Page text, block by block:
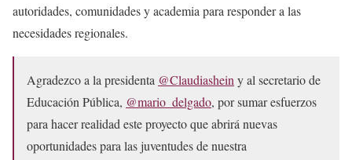
autoridades, comunidades y academia para responder a las
necesidades regionales.
Agradezco a la presidenta @Claudiashein y al secretario de
Educación Pública, @mario_delgado, por sumar esfuerzos
para hacer realidad este proyecto que abrirá nuevas
oportunidades para las juventudes de nuestra